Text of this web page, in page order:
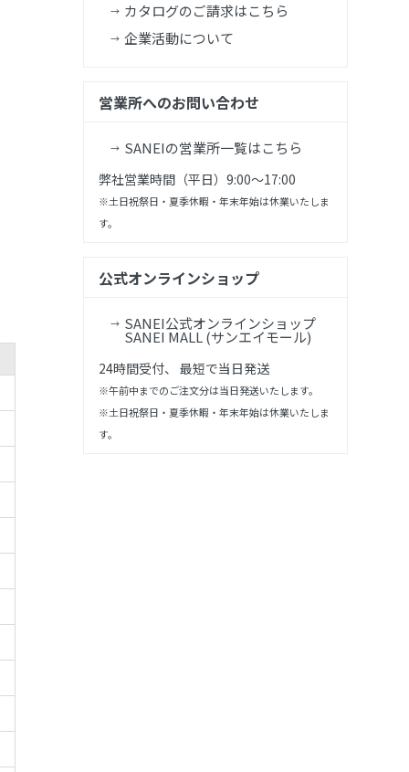
カタログのご請求はこちら
企業活動について
営業所へのお問い合わせ
SANEIの営業所一覧はこちら
弊社営業時間（平日）9:00～17:00
※土日祝祭日・夏季休暇・年末年始は休業いたしま
す。
公式オンラインショップ
SANEI公式オンラインショップ
SANEI MALL (サンエイモール)
24時間受付、 最短で当日発送
※午前中までのご注文分は当日発送いたします。
※土日祝祭日・夏季休暇・年末年始は休業いたしま
す。